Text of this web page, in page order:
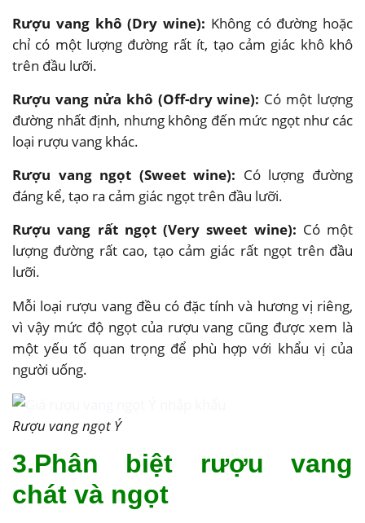
Rượu vang khô (Dry wine): Không có đường hoặc
chỉ có một lượng đường rất ít, tạo cảm giác khô khô
trên đầu lưỡi.
Rượu vang nửa khô (Off-dry wine): Có một lượng
đường nhất định, nhưng không đến mức ngọt như các
loại rượu vang khác.
Rượu vang ngọt (Sweet wine): Có lượng đường
đáng kể, tạo ra cảm giác ngọt trên đầu lưỡi.
Rượu vang rất ngọt (Very sweet wine): Có một
lượng đường rất cao, tạo cảm giác rất ngọt trên đầu
lưỡi.
Mỗi loại rượu vang đều có đặc tính và hương vị riêng,
vì vậy mức độ ngọt của rượu vang cũng được xem là
một yếu tố quan trọng để phù hợp với khẩu vị của
người uống.
Rượu vang ngọt Ý
3.Phân biệt rượu vang
chát và ngọt